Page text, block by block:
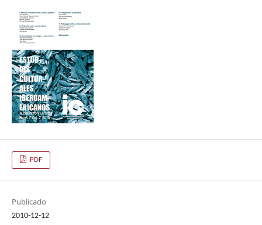
PDF
Publicado
2010-12-12